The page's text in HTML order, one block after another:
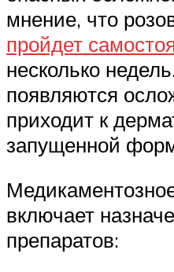
мнение, что
пройдет
несколько
появляются
приходит к
запущенной
включает
препаратов: